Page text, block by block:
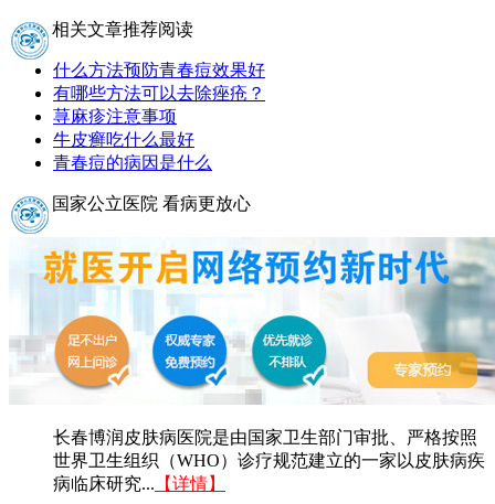
相关文章推荐阅读
什么方法预防青春痘效果好
有哪些方法可以去除痤疮？
荨麻疹注意事项
牛皮癣吃什么最好
青春痘的病因是什么
国家公立医院 看病更放心
长春博润皮肤病医院是由国家卫生部门审批、严格按照
世界卫生组织（WHO）诊疗规范建立的一家以皮肤病疾
病临床研究... 【详情】